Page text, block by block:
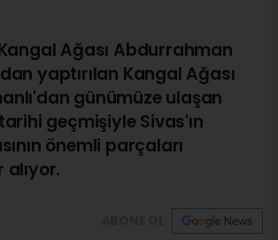
Kangal Ağası Abdurrahman
yaptırılan Kangal Ağası
günümüze ulaşan
geçmişiyle Sivas'ın
önemli parçaları
alıyor.